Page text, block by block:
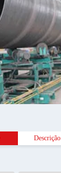
Descrição